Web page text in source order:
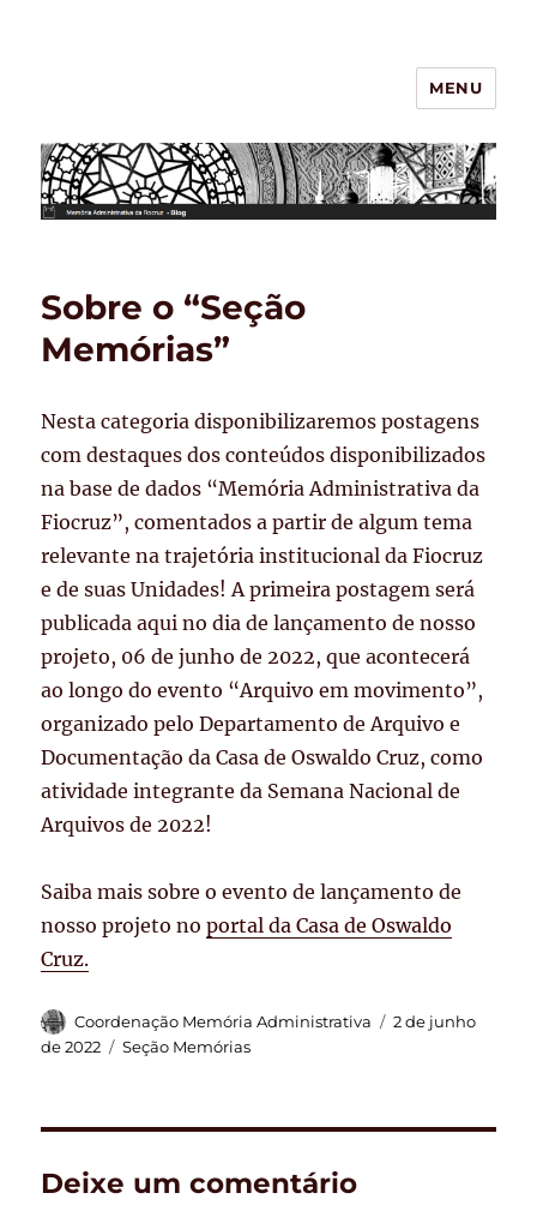
BLOG – Memória Administrativa
da Fiocruz
MENU
Sobre o “Seção
Memórias”
Nesta categoria disponibilizaremos postagens
com destaques dos conteúdos disponibilizados
na base de dados “Memória Administrativa da
Fiocruz”, comentados a partir de algum tema
relevante na trajetória institucional da Fiocruz
e de suas Unidades! A primeira postagem será
publicada aqui no dia de lançamento de nosso
projeto, 06 de junho de 2022, que acontecerá
ao longo do evento “Arquivo em movimento”,
organizado pelo Departamento de Arquivo e
Documentação da Casa de Oswaldo Cruz, como
atividade integrante da Semana Nacional de
Arquivos de 2022!
Saiba mais sobre o evento de lançamento de
nosso projeto noportal da Casa de Oswaldo
Cruz.
Autor
Coordenação Memória Administrativa
Publicado
2 de junho
de 2022
Categorias
Seção Memórias
Deixe um comentário